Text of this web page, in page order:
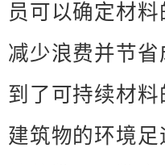
员可以确定材
减少浪费并节
到了可持续材
建筑物的环境